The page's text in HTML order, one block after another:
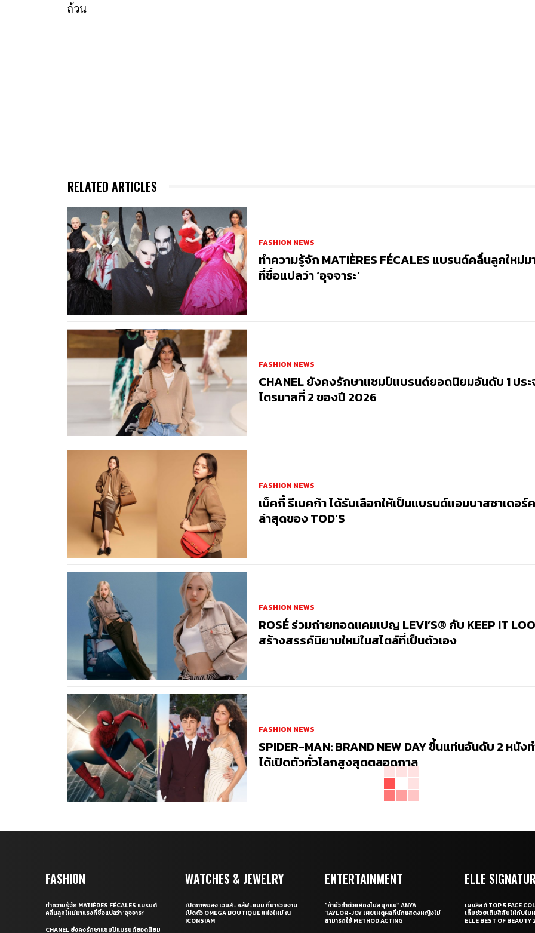
ถ้วน
RELATED ARTICLES
FASHION NEWS
ทำความรู้จัก MATIÈRES FÉCALES แบรนด์คลื่นลูกใหม่
ที่ชื่อแปลว่า ‘อุจจาระ’
FASHION NEWS
CHANEL ยังคงรักษาแชมป์แบรนด์ยอดนิยมอันดับ 1 ประ
ไตรมาสที่ 2 ของปี 2026
FASHION NEWS
เบ็คกี้ รีเบคก้า ได้รับเลือกให้เป็นแบรนด์แอมบาสซาเดอร์
ล่าสุดของ TOD’S
FASHION NEWS
ROSÉ ร่วมถ่ายทอดแคมเปญ LEVI’S® กับ KEEP IT
สร้างสรรค์นิยามใหม่ในสไตล์ที่เป็นตัวเอง
FASHION NEWS
SPIDER-MAN: BRAND NEW DAY ขึ้นแท่นอันดับ 2 หนัง
ได้เปิดตัวทั่วโลกสูงสุดตลอดกาล
FASHION
ทำความรู้จัก MATIÈRES FÉCALES แบรนด์
คลื่นลูกใหม่มาแรงที่ชื่อแปลว่า ‘อุจจาระ’
CHANEL ยังคงรักษาแชมป์แบรนด์ยอดนิยม
WATCHES & JEWELRY
เปิดภาพของ เจมส์-กลัฟ-แบม ที่มาร่วมงาน
เปิดตัว OMEGA BOUTIQUE แห่งใหม่ ณ
ICONSIAM
ENTERTAINMENT
“ถ้ามัวทำตัวแย่คงไม่สนุกแน่” ANYA
TAYLOR-JOY เผยเหตุผลที่นักแสดงหญิงไม่
สามารถใช้ METHOD ACTING
ELLE
เผยลิสต์ TOP 5 FACE
เท็มช่วยเติมสีสันให้กับใบ
ELLE BEST OF BEAUTY